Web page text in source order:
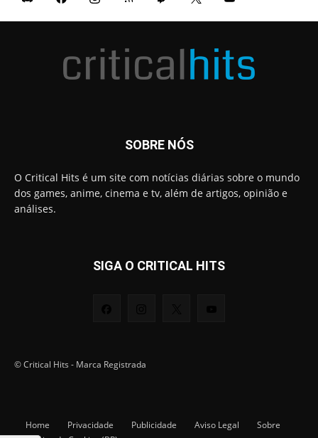
SOBRE NÓS
O Critical Hits é um site com notícias diárias sobre o mundo
dos games, anime, cinema e tv, além de artigos, opinião e
análises.
SIGA O CRITICAL HITS
© Critical Hits - Marca Registrada
Home Privacidade Publicidade Aviso Legal
Sobre